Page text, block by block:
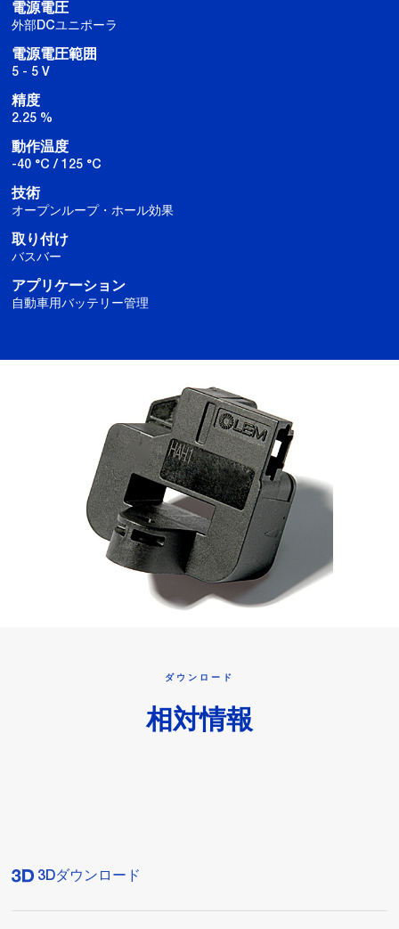
電源電圧
外部DCユニポーラ
電源電圧範囲
5 - 5 V
精度
2.25 %
動作温度
-40 °C / 125 °C
技術
オープンループ・ホール効果
取り付け
バスバー
アプリケーション
自動車用バッテリー管理
ダウンロード
相対情報
3Dダウンロード